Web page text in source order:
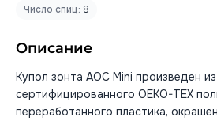
Число спиц: 8
Описание
Купол зонта AOC Mini произведен из
сертифицированного OEKO-TEX
переработанного пластика,